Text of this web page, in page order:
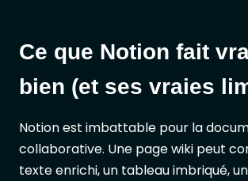
Ce que Notion fait
bien (et ses vraies
Notion est imbattable pour la
collaborative. Une page wiki peut
texte enrichi, un tableau imbriqué,